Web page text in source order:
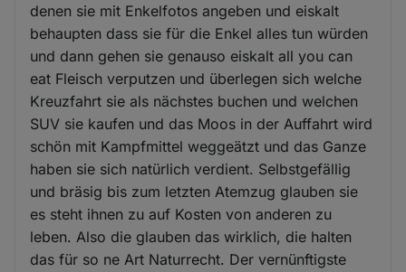
denen sie mit Enkelfotos angeben und eiskalt
behaupten dass sie für die Enkel alles tun würden
und dann gehen sie genauso eiskalt all you can
eat Fleisch verputzen und überlegen sich welche
Kreuzfahrt sie als nächstes buchen und welchen
SUV sie kaufen und das Moos in der Auffahrt wird
schön mit Kampfmittel weggeätzt und das Ganze
haben sie sich natürlich verdient. Selbstgefällig
und bräsig bis zum letzten Atemzug glauben sie
es steht ihnen zu auf Kosten von anderen zu
leben. Also die glauben das wirklich, die halten
das für so ne Art Naturrecht. Der vernünftigste